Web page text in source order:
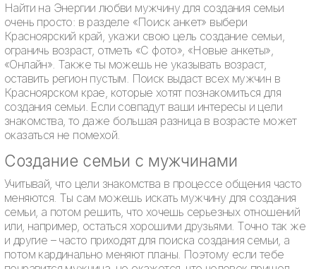
Найти на Энергии любви мужчину для создания семьи
очень просто: в разделе «Поиск анкет» выбери
Красноярский край, укажи свою цель создание семьи,
ограничь возраст, отметь «С фото», «Новые анкеты»,
«Онлайн». Также ты можешь не указывать возраст,
оставить регион пустым. Поиск выдаст всех мужчин в
Красноярском крае, которые хотят познакомиться для
создания семьи. Если совпадут ваши интересы и цели
знакомства, то даже большая разница в возрасте может
оказаться не помехой.
Создание семьи с мужчинами
Учитывай, что цели знакомства в процессе общения часто
меняются. Ты сам можешь искать мужчину для создания
семьи, а потом решить, что хочешь серьезных отношений
или, например, остаться хорошими друзьями. Точно так же
и другие – часто приходят для поиска создания семьи, а
потом кардинально меняют планы. Поэтому если тебе